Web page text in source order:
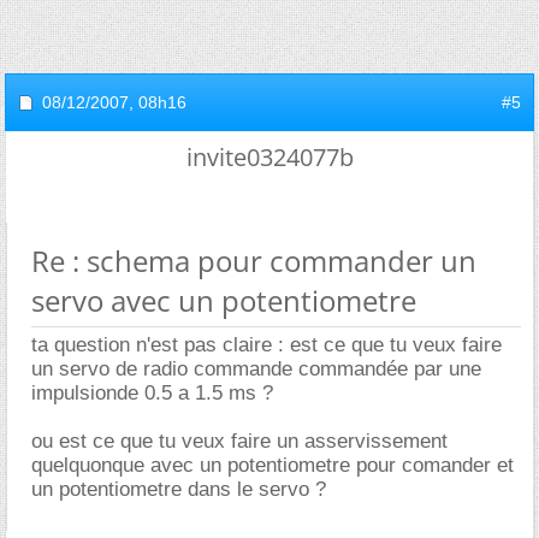
08/12/2007, 08h16 #5
invite0324077b
Re : schema pour commander un
servo avec un potentiometre
ta question n'est pas claire : est ce que tu veux faire
un servo de radio commande commandée par une
impulsionde 0.5 a 1.5 ms ?
ou est ce que tu veux faire un asservissement
quelquonque avec un potentiometre pour comander et
un potentiometre dans le servo ?